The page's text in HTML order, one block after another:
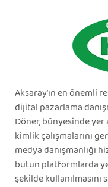
Aksaray’ın en önemli
dijital pazarlama
Döner, bünyesinde
kimlik çalışmalarını
medya danışmanlığı
bütün platformlarda
şekilde kullanılmasını